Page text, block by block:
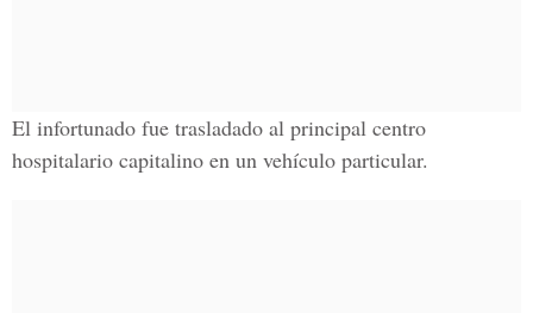
El infortunado fue trasladado al principal centro
hospitalario capitalino en un vehículo particular.